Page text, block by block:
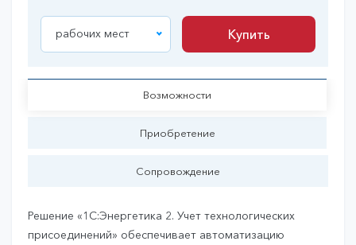
рабочих мест Купить
Возможности
Приобретение
Сопровождение
Решение «1С:Энергетика 2. Учет технологических
присоединений» обеспечивает автоматизацию